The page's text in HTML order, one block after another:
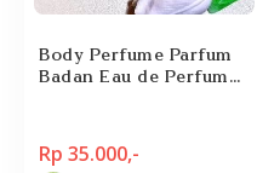
Body Perfume Parfum
Badan Eau de Perfume
Rp 35.000,-